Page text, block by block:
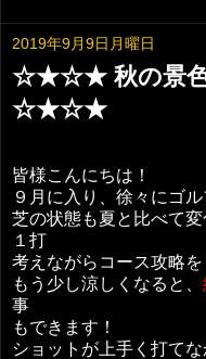
2019年9月9日月曜日
☆★☆★ 秋の景色
☆★☆★
皆様こんにちは！
９月に入り、徐々にゴ
芝の状態も夏と比べて
１打
考えながらコース攻略
もう少し涼しくなると、
事
もできます！
ショットが上手く打て